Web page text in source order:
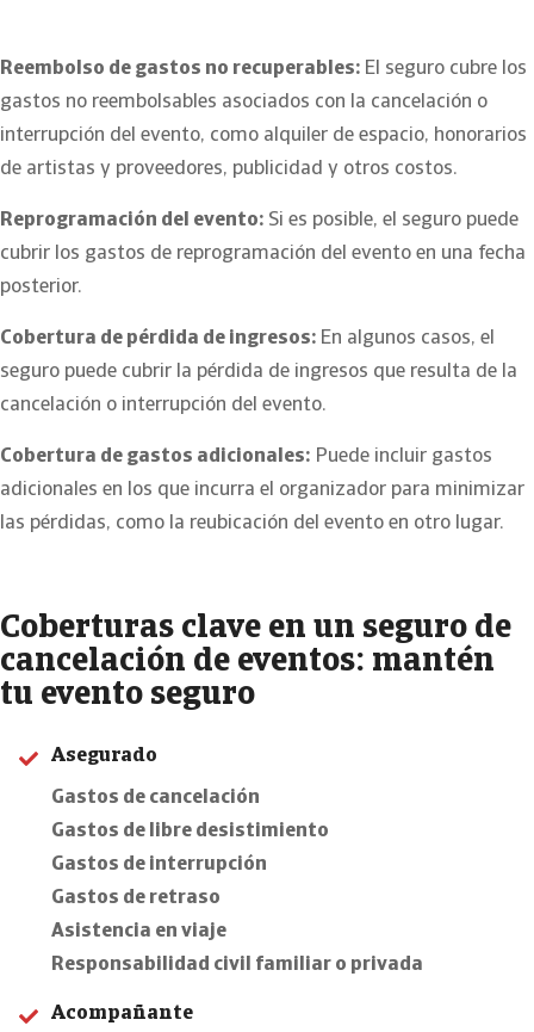
Reembolso de gastos no recuperables: El seguro cubre los
gastos no reembolsables asociados con la cancelación o
interrupción del evento, como alquiler de espacio, honorarios
de artistas y proveedores, publicidad y otros costos.
Reprogramación del evento: Si es posible, el seguro puede
cubrir los gastos de reprogramación del evento en una fecha
posterior.
Cobertura de pérdida de ingresos: En algunos casos, el
seguro puede cubrir la pérdida de ingresos que resulta de la
cancelación o interrupción del evento.
Cobertura de gastos adicionales: Puede incluir gastos
adicionales en los que incurra el organizador para minimizar
las pérdidas, como la reubicación del evento en otro lugar.
Coberturas clave en un seguro de
cancelación de eventos: mantén
tu evento seguro
Asegurado
Gastos de cancelación
Gastos de libre desistimiento
Gastos de interrupción
Gastos de retraso
Asistencia en viaje
Responsabilidad civil familiar o privada
Acompañante